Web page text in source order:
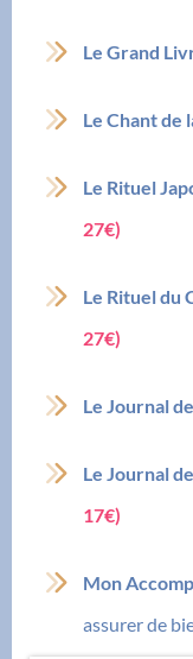
Le Grand
Le Chant de
Le Rituel
27€)
Le Rituel du
27€)
Le Journal
Le Journal
17€)
Mon
assurer de